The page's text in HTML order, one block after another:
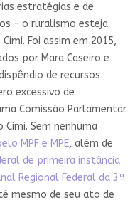
estratégias e de
– o ruralismo esteja
Foi assim em 2015,
por Mara Caseiro e
de recursos
excessivo de
Comissão Parlamentar
Cimi. Sem nenhuma
MPF e MPE, além de
de primeira instância
Regional Federal da 3ª
mesmo de seu ato de